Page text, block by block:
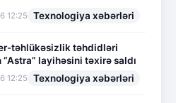
12:25 Texnologiya xəbərləri
təhlükəsizlik təhdidləri
layihəsini təxirə saldı
12:25 Texnologiya xəbərləri